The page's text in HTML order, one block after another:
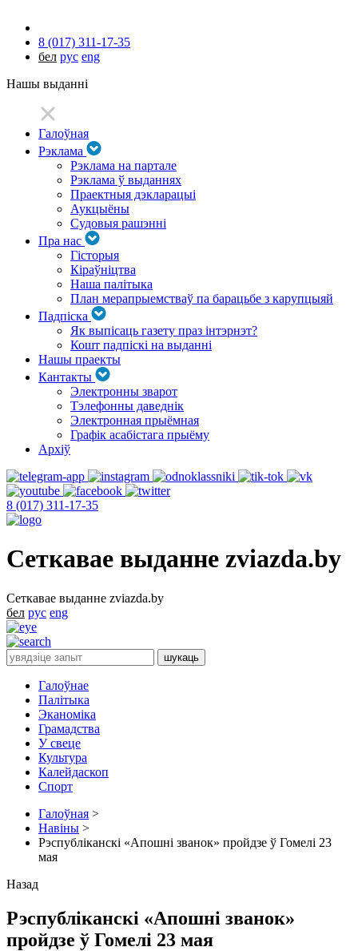
8 (017) 311-17-35
бел рус eng
Нашы выданні
Галоўная
Рэклама
Рэклама на партале
Рэклама ў выданнях
Праектныя дэкларацыі
Аукцыёны
Судовыя рашэнні
Пра нас
Гісторыя
Кіраўніцтва
Наша палітыка
План мерапрыемстваў па барацьбе з карупцыяй
Падпіска
Як выпісаць газету праз інтэрнэт?
Кошт падпіскі на выданні
Нашы праекты
Кантакты
Электронны зварот
Тэлефонны даведнік
Электронная прыёмная
Графік асабістага прыёму
Архіў
8 (017) 311-17-35
Сеткавае выданне zviazda.by
Сеткавае выданне zviazda.by
бел рус eng
Галоўнае
Палітыка
Эканоміка
Грамадства
У свеце
Культура
Калейдаскоп
Спорт
Галоўная >
Навіны >
Рэспубліканскі «Апошні званок» пройдзе ў Гомелі 23
мая
Назад
Рэспубліканскі «Апошні званок»
пройдзе ў Гомелі 23 мая